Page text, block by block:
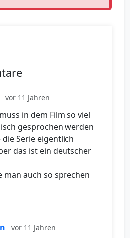
vor 11 Jahren
in dem Film so viel
gesprochen werden
die Serie eigentlich
das ist ein deutscher
man auch so sprechen
vor 11 Jahren